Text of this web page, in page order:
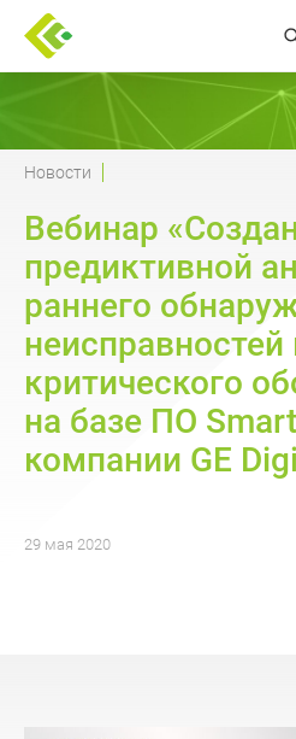
Новости
Вебинар
предиктивной
раннего
неисправностей
критического
на базе ПО
компании GE
29 мая 2020